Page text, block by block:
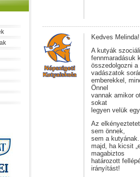
Kedves Melinda!
A kutyák
fennmaradásuk
összedolgozni a
vadászatok
emberekkel,
Önnel
vannak amikor
sokat
legyen velük
Az
sem önnek,
sem a
majd, ha kicsit
magabiztos
határozott
irányítást!